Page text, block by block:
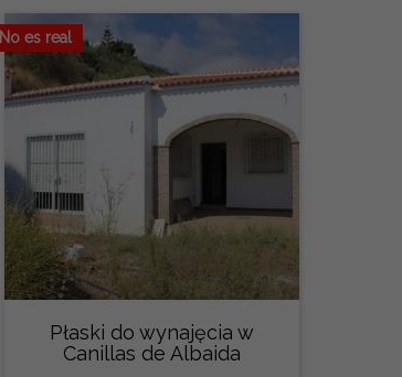
No es real
Płaski do wynajęcia w
Canillas de Albaida